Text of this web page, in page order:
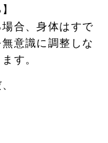
】
合、身体はすで
意識に調整しな
す。